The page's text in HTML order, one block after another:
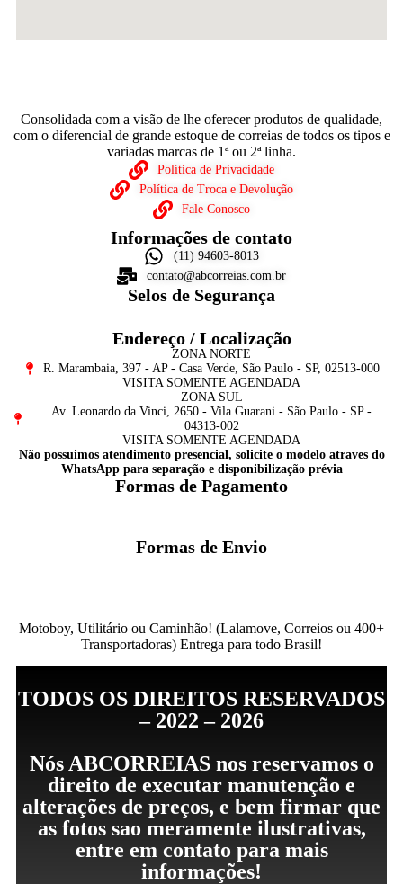
Consolidada com a visão de lhe oferecer produtos de qualidade,
com o diferencial de grande estoque de correias de todos os tipos e
variadas marcas de 1ª ou 2ª linha.
Política de Privacidade
Política de Troca e Devolução
Fale Conosco
Informações de contato
(11) 94603-8013
contato@abcorreias.com.br
Selos de Segurança
Endereço / Localização
ZONA NORTE
R. Marambaia, 397 - AP - Casa Verde, São Paulo - SP, 02513-000
VISITA SOMENTE AGENDADA
ZONA SUL
Av. Leonardo da Vinci, 2650 - Vila Guarani - São Paulo - SP -
04313-002
VISITA SOMENTE AGENDADA
Não possuimos atendimento presencial, solicite o modelo atraves do
WhatsApp para separação e disponibilização prévia
Formas de Pagamento
Formas de Envio
Motoboy, Utilitário ou Caminhão! (Lalamove, Correios ou 400+
Transportadoras) Entrega para todo Brasil!
TODOS OS DIREITOS RESERVADOS
– 2022 – 2026
Nós ABCORREIAS nos reservamos o
direito de executar manutenção e
alterações de preços, e bem firmar que
as fotos sao meramente ilustrativas,
entre em contato para mais
informações!